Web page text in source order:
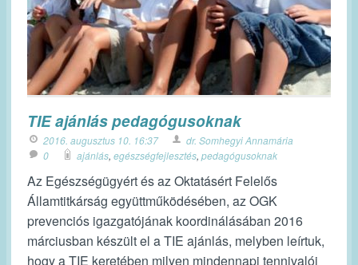
TIE ajánlás pedagógusoknak
2016. augusztus 10. 16:37
dr. Somhegyi Annamária
0
ajánlás, egészségfejlesztés, pedagógusoknak
Az Egészségügyért és az Oktatásért Felelős
Államtitkárság együttműködésében, az OGK
prevenciós igazgatójának koordinálásában 2016
márciusban készült el a TIE ajánlás, melyben leírtuk,
hogy a TIE keretében milyen mindennapi tennivalói